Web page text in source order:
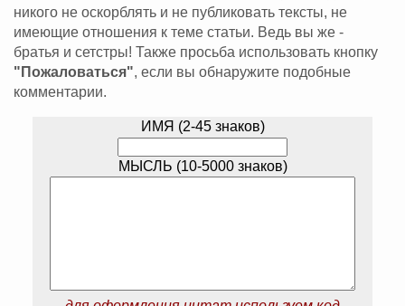
никого не оскорблять и не публиковать тексты, не
имеющие отношения к теме статьи. Ведь вы же -
братья и сетстры! Также просьба использовать кнопку
"Пожаловаться", если вы обнаружите подобные
комментарии.
ИМЯ (2-45 знаков)
МЫСЛЬ (10-5000 знаков)